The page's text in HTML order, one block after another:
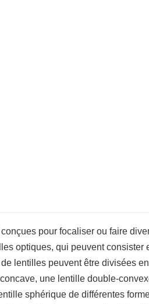
pour focaliser ou faire
optiques, qui peuvent
lentilles peuvent être divisées
une lentille double-
sphérique de différentes